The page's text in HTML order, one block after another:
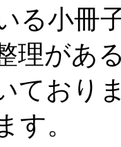
る小冊
理があ
ており
す。